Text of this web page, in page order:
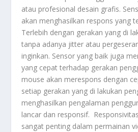
atau profesional desain grafis.
akan menghasilkan respons yang
Terlebih dengan gerakan yang di
tanpa adanya jitter atau
inginkan. Sensor yang baik juga
yang cepat terhadap gerakan
mouse akan merespons dengan
setiap gerakan yang di lakukan
menghasilkan pengalaman
lancar dan responsif.
sangat penting dalam permainan